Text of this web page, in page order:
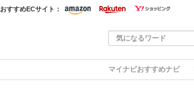
おすすめECサイト：
マイナビおすすめナビ